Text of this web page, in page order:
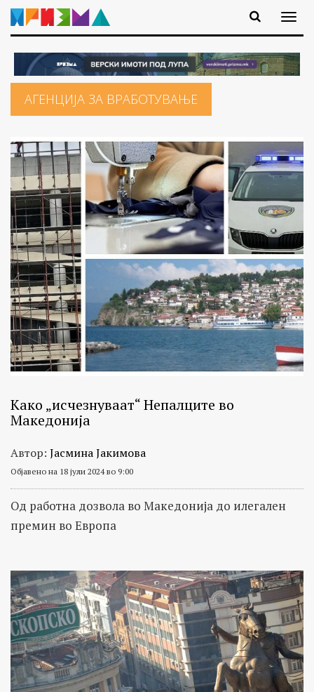
АГЕНЦИЈА ЗА ВРАБОТУВАЊЕ
Како „исчезнуваат“ Непалците во
Македонија
Автор: Јасмина Јакимова
Објавено на 18 јули 2024 во 9:00
Од работна дозвола во Македонија до илегален
премин во Европа